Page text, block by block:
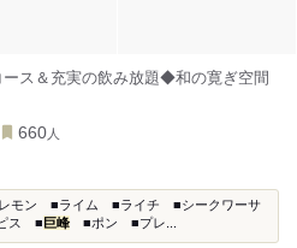
ース＆充実の飲み放題◆和の寛ぎ空間
660 人
モン ■ライム ■ライチ ■シークワーサ
ス ■ 巨峰 ■ポン ■プレ...